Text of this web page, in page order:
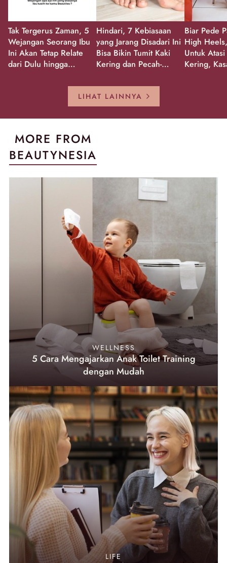
Tak Tergerus Zaman, 5
Wejangan Seorang Ibu
Ini Akan Tetap Relate
dari Dulu hingga
Hindari, 7 Kebiasaan
yang Jarang Disadari Ini
Bisa Bikin Tumit Kaki
Kering dan Pecah-
Biar Pede
High
Untuk
Kering,
LIHAT LAINNYA
MORE FROM
BEAUTYNESIA
WELLNESS
5 Cara Mengajarkan Anak Toilet Training
dengan Mudah
LIFE